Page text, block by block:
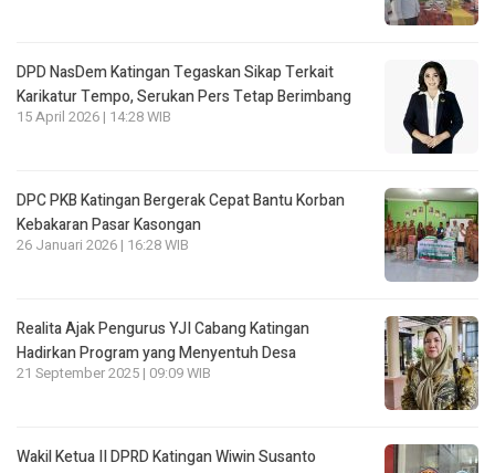
DPD NasDem Katingan Tegaskan Sikap Terkait
Karikatur Tempo, Serukan Pers Tetap Berimbang
15 April 2026 | 14:28 WIB
DPC PKB Katingan Bergerak Cepat Bantu Korban
Kebakaran Pasar Kasongan
26 Januari 2026 | 16:28 WIB
Realita Ajak Pengurus YJI Cabang Katingan
Hadirkan Program yang Menyentuh Desa
21 September 2025 | 09:09 WIB
Wakil Ketua II DPRD Katingan Wiwin Susanto